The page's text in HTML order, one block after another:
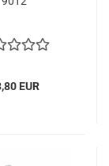
EUR